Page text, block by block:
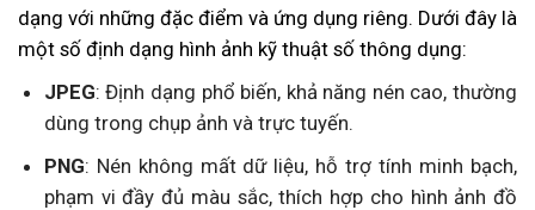
dạng với những đặc điểm và ứng dụng riêng. Dưới đây là
một số định dạng hình ảnh kỹ thuật số thông dụng:
JPEG: Định dạng phổ biến, khả năng nén cao, thường
dùng trong chụp ảnh và trực tuyến.
PNG: Nén không mất dữ liệu, hỗ trợ tính minh bạch,
phạm vi đầy đủ màu sắc, thích hợp cho hình ảnh đồ